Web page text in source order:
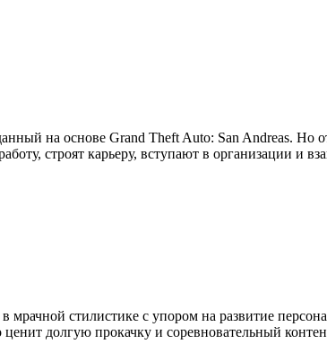
на основе Grand Theft Auto: San Andreas. Но
строят карьеру, вступают в организации и
мрачной стилистике с упором на развитие
ценит долгую прокачку и соревновательный